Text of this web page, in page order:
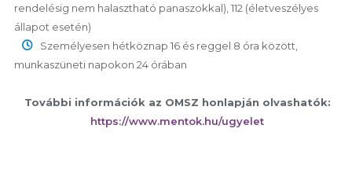
rendelésig nem halasztható panaszokkal), 112 (életveszélyes
állapot esetén)
Személyesen hétköznap 16 és reggel 8 óra között,
munkaszüneti napokon 24 órában
További információk az OMSZ honlapján olvashatók:
https://www.mentok.hu/ugyelet